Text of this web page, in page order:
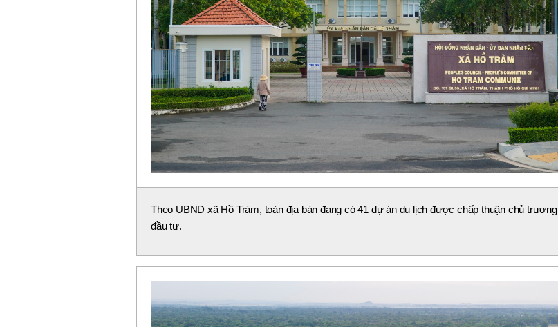
Theo UBND xã Hồ Tràm, toàn địa bàn đang có 41 dự án du lịch được chấp thuận chủ trương
đầu tư.